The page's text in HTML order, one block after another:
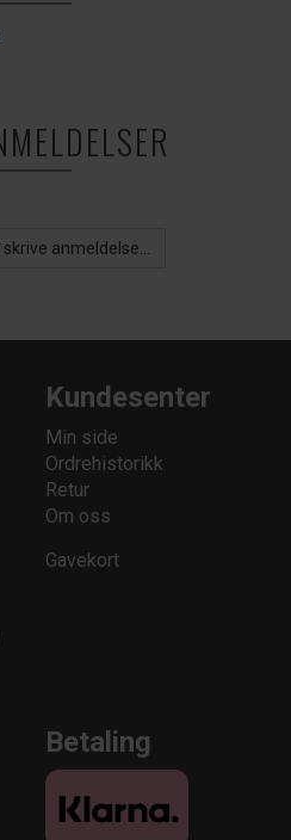
anmeldelse...
Kundesenter
Min side
Ordrehistorikk
Retur
Om oss
Gavekort
Betaling